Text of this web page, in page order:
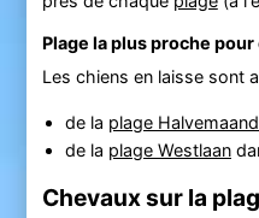
Plage la plus proche
Les chiens en laisse sont
de la plage
de la plage Westlaan
Chevaux sur la